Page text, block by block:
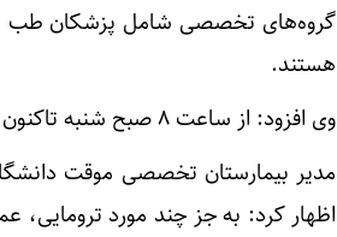
گروه‌های تخصصی شامل پزشکان طب
هستند.
وی افزود: از ساعت ۸ صبح شنبه تاکنون بیش از ۱۲۰۰ ویزیت سرپایی برای زائران انجام شده است.
مدیر بیمارستان تخصصی موقت
اظهار کرد: به جز چند مورد